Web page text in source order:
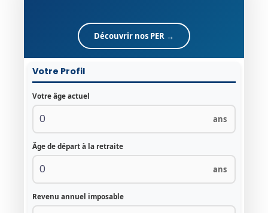
Découvrir nos PER →
Votre Profil
Votre âge actuel
ans
Âge de départ à la retraite
ans
Revenu annuel imposable